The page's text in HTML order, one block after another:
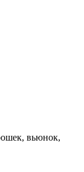
вьюнок,